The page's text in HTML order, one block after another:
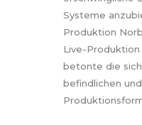
Systeme
Produktion
Live-Produktion
betonte die
befindlichen